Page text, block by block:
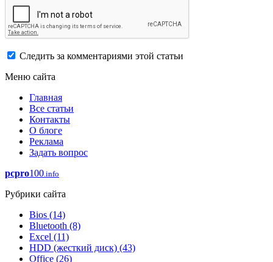
Следить за комментариями этой статьи
Меню сайта
Главная
Все статьи
Контакты
О блоге
Реклама
Задать вопрос
pcpro100.info
Рубрики сайта
Bios (14)
Bluetooth (8)
Excel (11)
HDD (жесткий диск) (43)
Office (26)